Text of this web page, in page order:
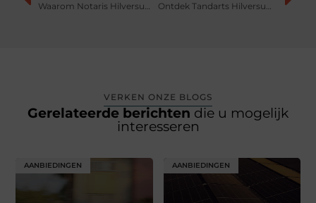
Waarom Notaris Hilversum de Beste Keuze is voor jouw Juridische Behoeften Ontdek Tandarts Hilversum – Uw Tandheelkundige Expert in de Buurt
VERKEN ONZE BLOGS
Gerelateerde berichten die u mogelijk
interesseren
AANBIEDINGEN AANBIEDINGEN